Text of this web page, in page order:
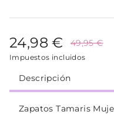
24,98 € 49,95 €
Impuestos incluidos
Descripción
Zapatos Tamaris